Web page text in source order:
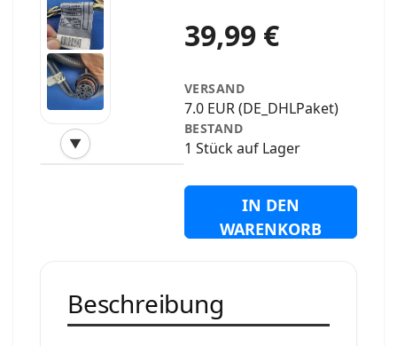
▼
‹
39,99 €
VERSAND
7.0 EUR (DE_DHLPaket)
BESTAND
1 Stück auf Lager
IN DEN
WARENKORB
Beschreibung